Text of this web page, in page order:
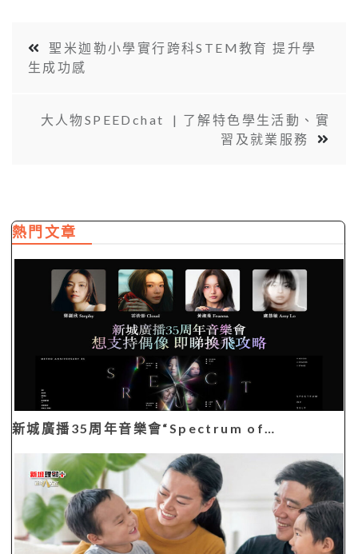
聖米迦勒小學實行跨科STEM教育 提升學
生成功感
大人物SPEEDchat | 了解特色學生活動、實
習及就業服務
熱門文章
新城廣播35周年音樂會“Spectrum of…